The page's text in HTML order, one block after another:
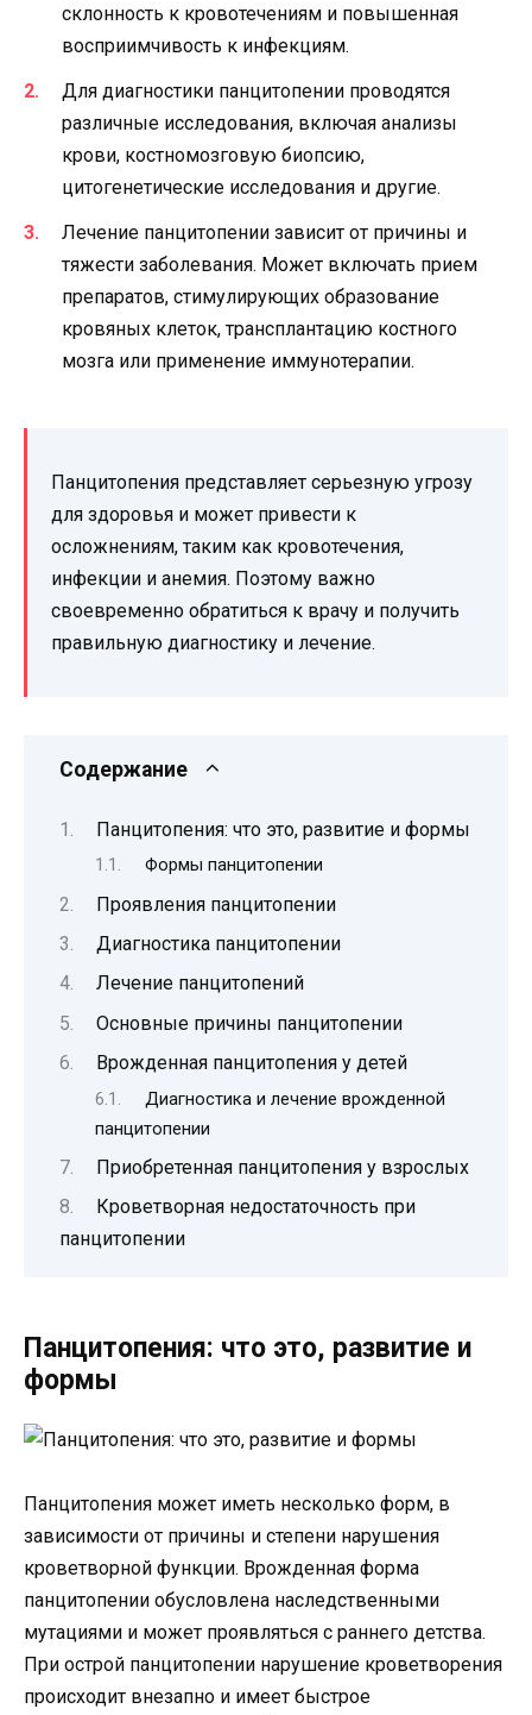
склонность к кровотечениям и повышенная
восприимчивость к инфекциям.
Для диагностики панцитопении проводятся
различные исследования, включая анализы
крови, костномозговую биопсию,
цитогенетические исследования и другие.
Лечение панцитопении зависит от причины и
тяжести заболевания. Может включать прием
препаратов, стимулирующих образование
кровяных клеток, трансплантацию костного
мозга или применение иммунотерапии.
Панцитопения представляет серьезную угрозу
для здоровья и может привести к
осложнениям, таким как кровотечения,
инфекции и анемия. Поэтому важно
своевременно обратиться к врачу и получить
правильную диагностику и лечение.
Содержание
Панцитопения: что это, развитие и формы
Формы панцитопении
Проявления панцитопении
Диагностика панцитопении
Лечение панцитопений
Основные причины панцитопении
Врожденная панцитопения у детей
Диагностика и лечение врожденной
панцитопении
Приобретенная панцитопения у взрослых
Кроветворная недостаточность при
панцитопении
Панцитопения: что это, развитие и
формы
Панцитопения может иметь несколько форм, в
зависимости от причины и степени нарушения
кроветворной функции. Врожденная форма
панцитопении обусловлена наследственными
мутациями и может проявляться с раннего детства.
При острой панцитопении нарушение кроветворения
происходит внезапно и имеет быстрое